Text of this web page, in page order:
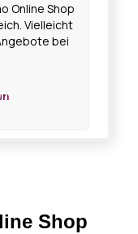
Online Shop
Vielleicht
bei
Shop